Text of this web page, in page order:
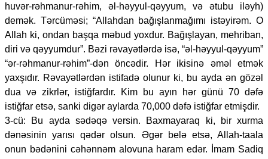
huvər-rəhmanur-rəhim, əl-həyyul-qəyyum, və ətubu iləyh)
demək. Tərcüməsi; “Allahdan bağışlanmağımı istəyirəm. O
Allah ki, ondan başqa məbud yoxdur. Bağışlayan, mehriban,
diri və qəyyumdur”. Bəzi rəvayətlərdə isə, “əl-həyyul-qəyyum”
“ər-rəhmanur-rəhim”-dən öncədir. Hər ikisinə əməl etmək
yaxşıdır. Rəvayətlərdən istifadə olunur ki, bu ayda ən gözəl
dua və zikrlər, istiğfardır. Kim bu ayın hər günü 70 dəfə
istiğfar etsə, sanki digər aylarda 70,000 dəfə istiğfar etmişdir.
3-cü: Bu ayda sədəqə versin. Baxmayaraq ki, bir xurma
dənəsinin yarısı qədər olsun. Əgər belə etsə, Allah-taala
onun bədənini cəhənnəm alovuna haram edər. İmam Sadiq